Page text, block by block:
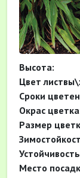
Высота:
Цвет
Cроки
Окрас
Размер
Место